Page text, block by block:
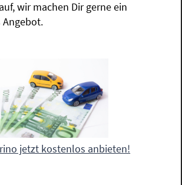
wir machen Dir gerne ein
jetzt kostenlos anbieten!